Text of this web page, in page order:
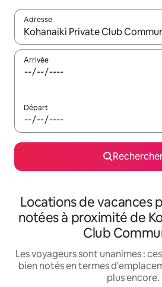
Adresse
Lorsque les résultats s'affichent,
Arrivée
Départ
Locations de vacances
notées à proximité de
Club
Les voyageurs sont unanimes :
bien notés en termes
plus encore.